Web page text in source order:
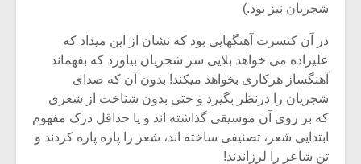
شجریان نیز بود.)
در آن کنسرت آهنگ‏هایی بود که نشان از این می‏داد که
علیزاده می‏ خواهد بلایی سر شجریان بیاورد که بفهماند
آهنگساز هرکاری بخواهد می‏کند! بدون آن که صدای
شجریان را درنظر بگیرد و حتی بدون شناخت از شعری
که بر روی آن موسیقی گذاشته اند و یا حداقل درک مفهوم
ابتدایی شعر، تصنیفی ساخته اند، شعر را پاره پاره کردند و
تن شاعر را لرزاندند!